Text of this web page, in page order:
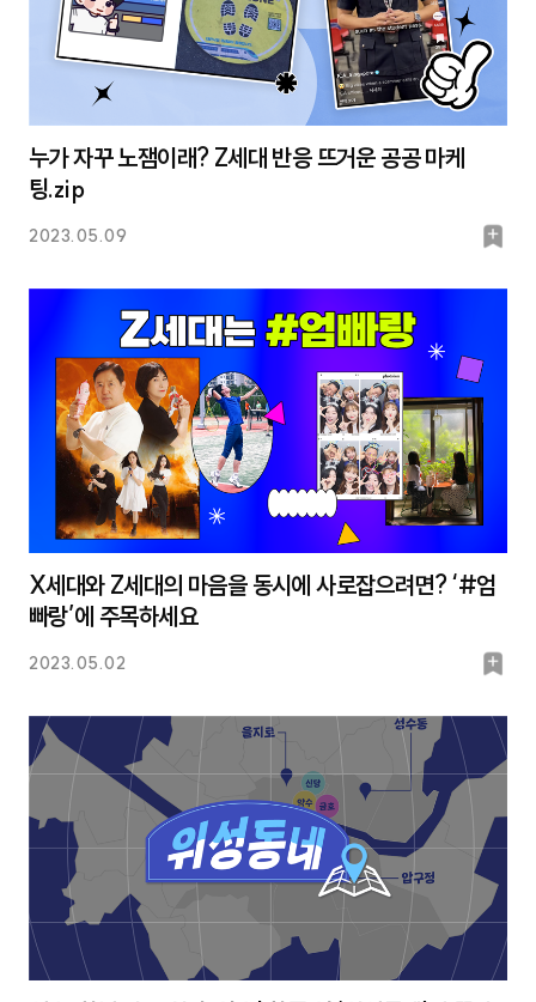
누가 자꾸 노잼이래? Z세대 반응 뜨거운 공공 마케
팅.zip
2023.05.09
북
X세대와 Z세대의 마음을 동시에 사로잡으려면? ‘#엄
빠랑’에 주목하세요
2023.05.02
북
크